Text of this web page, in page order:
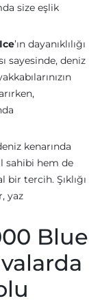
size eşlik
’ın dayanıklılığı
sayesinde, deniz
kenarında
sahibi hem de
tercih. Şıklığı
yaz
Blue